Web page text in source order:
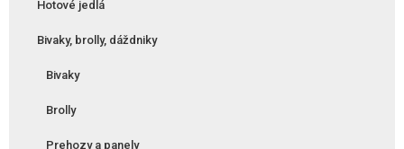
Hotové jedlá
Bivaky, brolly, dáždniky
Bivaky
Brolly
Prehozy a panely